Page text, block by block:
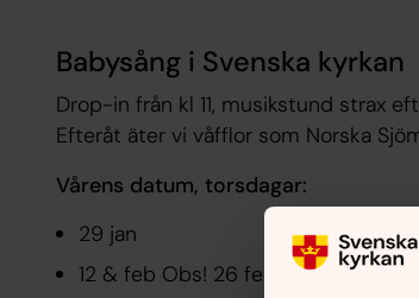
Babysång i Svenska kyrkan
Drop-in från kl 11, musikstund strax
Efteråt äter vi våfflor som Norska
Vårens datum, torsdagar:
29 jan
12 & feb Obs! 26 feb inställt!